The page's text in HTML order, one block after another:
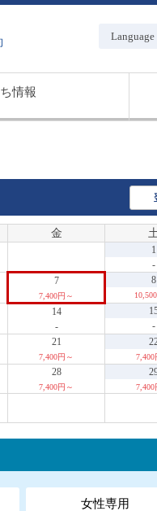
Language
情報
金
1
-
7
7,400円～
8
14
-
-
21
7,400円～ 7,400
28
7,400円～ 7,400
女性専用